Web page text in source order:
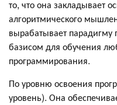
то, что она закладывает
алгоритмического
вырабатывает парадигму
базисом для обучения
программирования.
По уровню освоения
уровень). Она